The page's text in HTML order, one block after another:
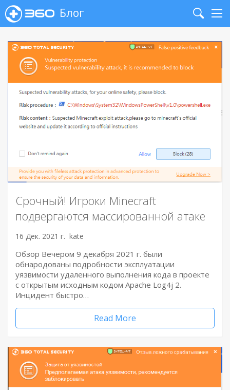
Блог
Search
Срочный! Игроки Minecraft
подвергаются массированной атаке
16 Дек. 2021 г. kate
Обзор Вечером 9 декабря 2021 г. были
обнародованы подробности эксплуатации
уязвимости удаленного выполнения кода в проекте
с открытым исходным кодом Apache Log4j 2.
Инцидент быстро…
Read More